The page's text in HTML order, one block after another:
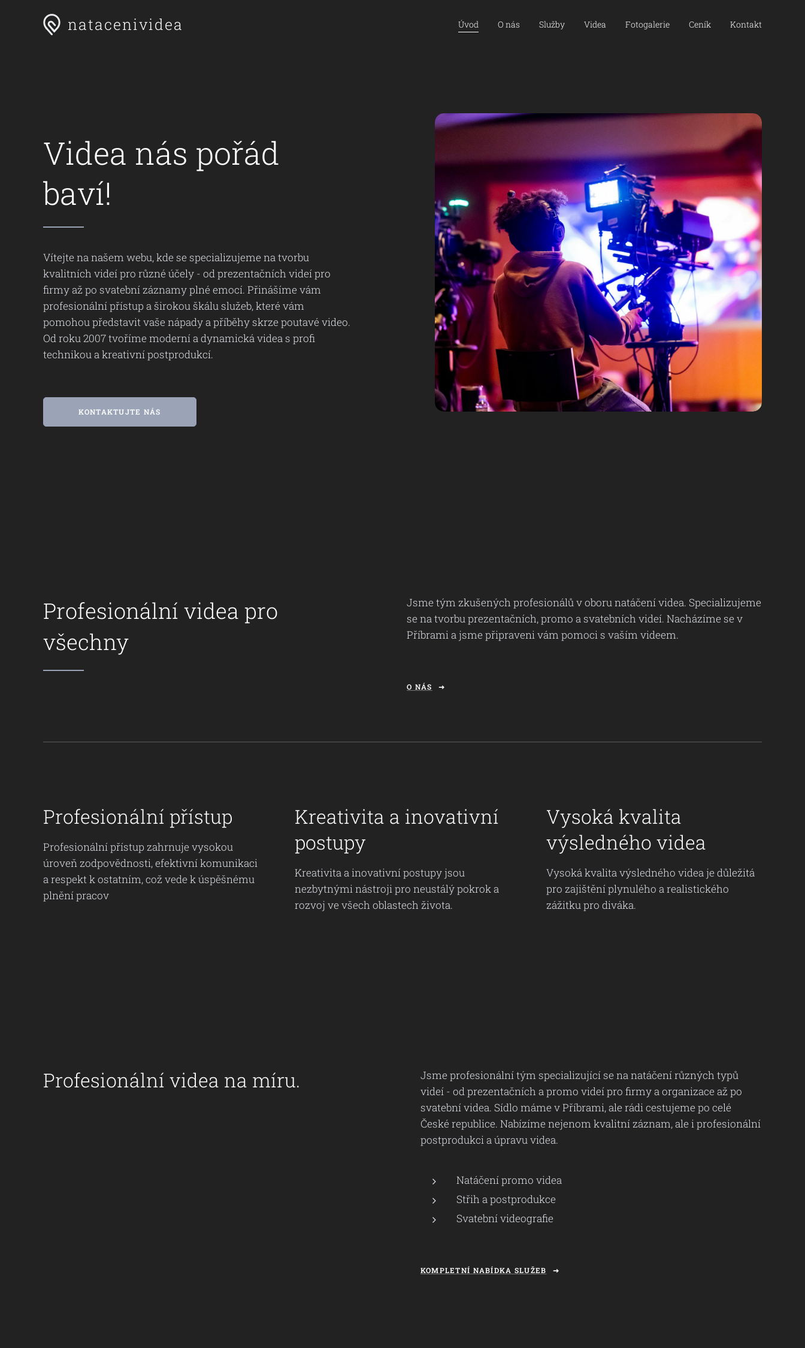
natacenividea Úvod O nás Služby Videa Fotogalerie Ceník Kontakt
Videa nás pořád
baví!
Vítejte na našem webu, kde se specializujeme na tvorbu
kvalitních videí pro různé účely - od prezentačních videí pro
firmy až po svatební záznamy plné emocí. Přinášíme vám
profesionální přístup a širokou škálu služeb, které vám
pomohou představit vaše nápady a příběhy skrze poutavé video.
Od roku 2007 tvoříme moderní a dynamická videa s profi
technikou a kreativní postprodukcí.
KONTAKTUJTE NÁS
Profesionální videa pro
všechny
Jsme tým zkušených profesionálů v oboru natáčení videa. Specializujeme
se na tvorbu prezentačních, promo a svatebních videí. Nacházíme se v
Příbrami a jsme připraveni vám pomoci s vaším videem.
O NÁS
Profesionální přístup
Profesionální přístup zahrnuje vysokou
úroveň zodpovědnosti, efektivní komunikaci
a respekt k ostatním, což vede k úspěšnému
plnění pracov
Kreativita a inovativní
postupy
Kreativita a inovativní postupy jsou
nezbytnými nástroji pro neustálý pokrok a
rozvoj ve všech oblastech života.
Vysoká kvalita
výsledného videa
Vysoká kvalita výsledného videa je důležitá
pro zajištění plynulého a realistického
zážitku pro diváka.
Profesionální videa na míru.
Jsme profesionální tým specializující se na natáčení různých typů
videí - od prezentačních a promo videí pro firmy a organizace až po
svatební videa. Sídlo máme v Příbrami, ale rádi cestujeme po celé
České republice. Nabízíme nejenom kvalitní záznam, ale i profesionální
postprodukci a úpravu videa.
Natáčení promo videa
Střih a postprodukce
Svatební videografie
KOMPLETNÍ NABÍDKA SLUŽEB